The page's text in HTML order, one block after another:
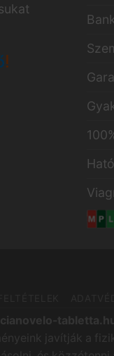
javítják a